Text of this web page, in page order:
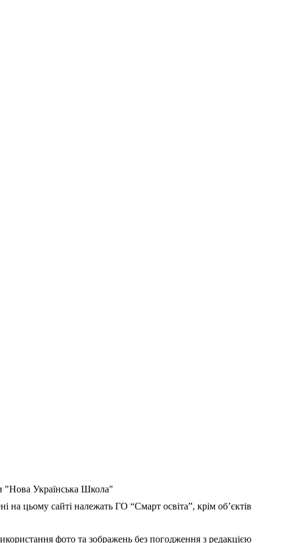
"Нова Українська Школа"
на цьому сайті належать ГО “Смарт освіта”, крім об’єктів
фото та зображень без погодження з редакцією